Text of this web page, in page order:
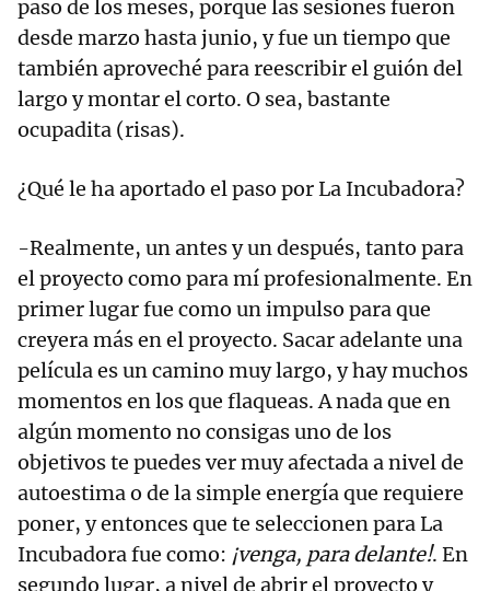
paso de los meses, porque las sesiones fueron
desde marzo hasta junio, y fue un tiempo que
también aproveché para reescribir el guión del
largo y montar el corto. O sea, bastante
ocupadita (risas).
¿Qué le ha aportado el paso por La Incubadora?
-Realmente, un antes y un después, tanto para
el proyecto como para mí profesionalmente. En
primer lugar fue como un impulso para que
creyera más en el proyecto. Sacar adelante una
película es un camino muy largo, y hay muchos
momentos en los que flaqueas. A nada que en
algún momento no consigas uno de los
objetivos te puedes ver muy afectada a nivel de
autoestima o de la simple energía que requiere
poner, y entonces que te seleccionen para La
Incubadora fue como: ¡venga, para delante!. En
segundo lugar, a nivel de abrir el proyecto y